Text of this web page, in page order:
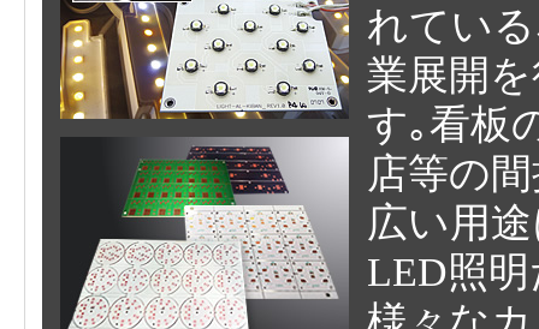
れてい
業展開
す｡看板
店等の
広い用
LED照